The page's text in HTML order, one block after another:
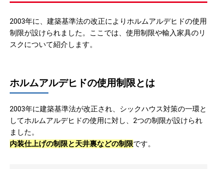
2003年に、建築基準法の改正によりホルムアルデヒドの使用
制限が設けられました。ここでは、使用制限や輸入家具のリ
スクについて紹介します。
ホルムアルデヒドの使用制限とは
2003年に建築基準法が改正され、シックハウス対策の一環と
してホルムアルデヒドの使用に対し、2つの制限が設けられ
ました。
内装仕上げの制限と天井裏などの制限です。